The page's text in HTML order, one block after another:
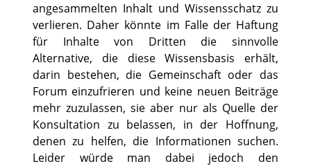
angesammelten Inhalt und Wissensschatz zu
verlieren. Daher könnte im Falle der Haftung
für Inhalte von Dritten die sinnvolle
Alternative, die diese Wissensbasis erhält,
darin bestehen, die Gemeinschaft oder das
Forum einzufrieren und keine neuen Beiträge
mehr zuzulassen, sie aber nur als Quelle der
Konsultation zu belassen, in der Hoffnung,
denen zu helfen, die Informationen suchen.
Leider würde man dabei jedoch den